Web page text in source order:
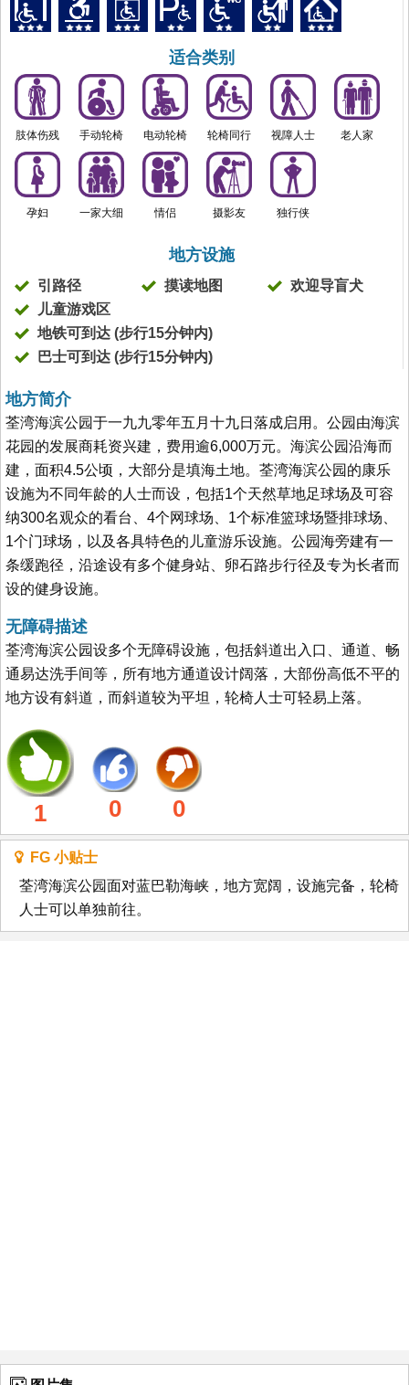
适合类别
肢体伤残 手动轮椅 电动轮椅 轮椅同行 视障人士 老人家
孕妇 一家大细 情侣 摄影友 独行侠
地方设施
引路径 摸读地图
欢迎导盲犬
儿童游戏区
地铁可到达 (步行15分钟内)
巴士可到达 (步行15分钟内)
地方简介
荃湾海滨公园于一九九零年五月十九日落成启用。公园由海滨
花园的发展商耗资兴建，费用逾6,000万元。海滨公园沿海而
建，面积4.5公顷，大部分是填海土地。荃湾海滨公园的康乐
设施为不同年龄的人士而设，包括1个天然草地足球场及可容
纳300名观众的看台、4个网球场、1个标准篮球场暨排球场、
1个门球场，以及各具特色的儿童游乐设施。公园海旁建有一
条缓跑径，沿途设有多个健身站、卵石路步行径及专为长者而
设的健身设施。
无障碍描述
荃湾海滨公园设多个无障碍设施，包括斜道出入口、通道、畅
通易达洗手间等，所有地方通道设计阔落，大部份高低不平的
地方设有斜道，而斜道较为平坦，轮椅人士可轻易上落。
1 0 0
FG 小贴士
荃湾海滨公园面对蓝巴勒海峡，地方宽阔，设施完备，轮椅
人士可以单独前往。